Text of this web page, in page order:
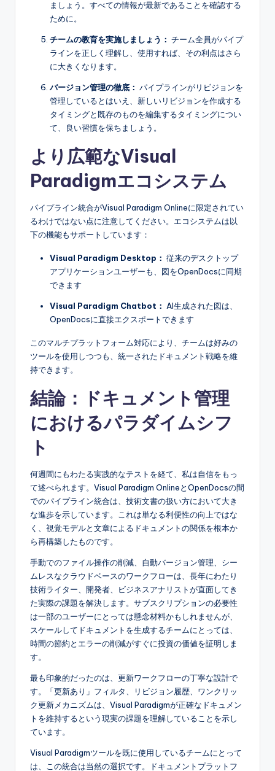
ましょう。すべての情報が最新であることを確認する
ために。
チームの教育を実施しましょう： チーム全員がパイプ
ラインを正しく理解し、使用すれば、その利点はさら
に大きくなります。
バージョン管理の徹底： パイプラインがリビジョンを
管理しているとはいえ、新しいリビジョンを作成する
タイミングと既存のものを編集するタイミングについ
て、良い習慣を保ちましょう。
より広範なVisual
Paradigmエコシステム
パイプライン統合がVisual Paradigm Onlineに限定されてい
るわけではない点に注意してください。エコシステムは以
下の機能もサポートしています：
Visual Paradigm Desktop： 従来のデスクトップ
アプリケーションユーザーも、図をOpenDocsに同期
できます
Visual Paradigm Chatbot： AI生成された図は、
OpenDocsに直接エクスポートできます
このマルチプラットフォーム対応により、チームは好みの
ツールを使用しつつも、統一されたドキュメント戦略を維
持できます。
結論：ドキュメント管理
におけるパラダイムシフ
ト
何週間にもわたる実践的なテストを経て、私は自信をもっ
て述べられます。Visual Paradigm OnlineとOpenDocsの間
でのパイプライン統合は、技術文書の扱い方において大き
な進歩を示しています。これは単なる利便性の向上ではな
く、視覚モデルと文章によるドキュメントの関係を根本か
ら再構築したものです。
手動でのファイル操作の削減、自動バージョン管理、シー
ムレスなクラウドベースのワークフローは、長年にわたり
技術ライター、開発者、ビジネスアナリストが直面してき
た実際の課題を解決します。サブスクリプションの必要性
は一部のユーザーにとっては懸念材料かもしれませんが、
スケールしてドキュメントを生成するチームにとっては、
時間の節約とエラーの削減がすぐに投資の価値を証明しま
す。
最も印象的だったのは、更新ワークフローの丁寧な設計で
す。「更新あり」フィルタ、リビジョン履歴、ワンクリッ
ク更新メカニズムは、Visual Paradigmが正確なドキュメン
トを維持するという現実の課題を理解していることを示し
ています。
Visual Paradigmツールを既に使用しているチームにとって
は、この統合は当然の選択です。ドキュメントプラットフ